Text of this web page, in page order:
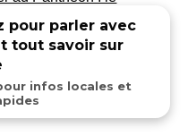
pour parler avec
tout savoir sur
infos locales et